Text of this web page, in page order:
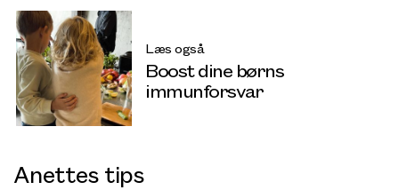
Læs også
Boost dine børns
immunforsvar
Anettes tips